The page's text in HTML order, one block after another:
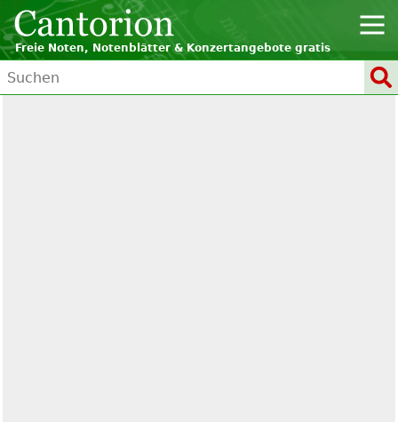
Freie Noten, Notenblätter & Konzertangebote gratis